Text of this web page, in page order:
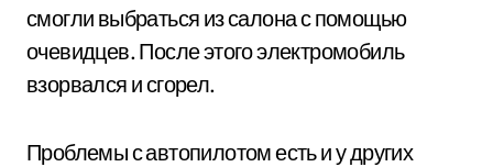
смогли выбраться из салона с помощью
очевидцев. После этого электромобиль
взорвался и сгорел.
Проблемы с автопилотом есть и у других